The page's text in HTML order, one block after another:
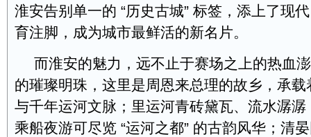
淮安告别单一的 “历史古城” 标签，添上了现
育注脚，成为城市最鲜活的新名片。
而淮安的魅力，远不止于赛场之上的热血
的璀璨明珠，这里是周恩来总理的故乡，承
与千年运河文脉；里运河青砖黛瓦、流水潺
乘船夜游可尽览 “运河之都” 的古韵风华；清